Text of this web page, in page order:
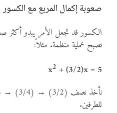
صعوبة إكمال المربع مع الكسور
الكسور قد تجعل الأمر يبدو أكثر
تصبح عملية منظمة. مثلاً:
x2 + (3/2)x = 5
للطرفين.